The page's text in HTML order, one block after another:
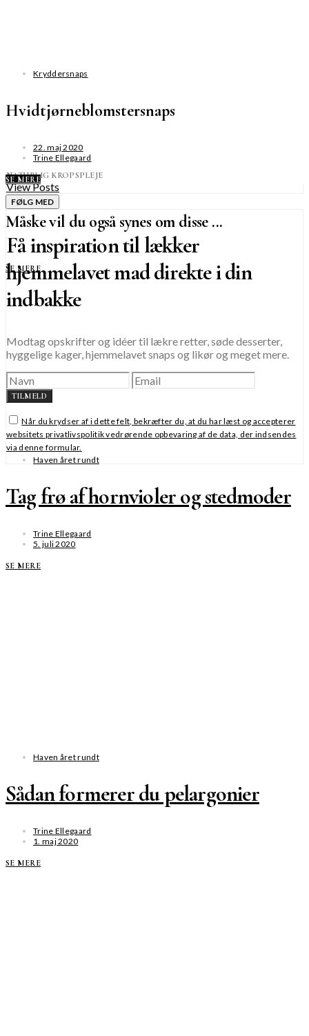
NATURLIG KROPSPLEJE
View Posts
FØLG MED
Få inspiration til lækker
hjemmelavet mad direkte i din
indbakke
Modtag opskrifter og idéer til lækre retter, søde desserter,
hyggelige kager, hjemmelavet snaps og likør og meget mere.
TILMELD
Når du krydser af i dette felt, bekræfter du, at du har læst og accepterer
websitets privatlivspolitik vedrørende opbevaring af de data, der indsendes
via denne formular.
Kryddersnaps
Hvidtjørneblomstersnaps
22. maj 2020
Trine Ellegaard
SE MERE
Måske vil du også synes om disse ...
SE MERE
Haven året rundt
Tag frø af hornvioler og stedmoder
Trine Ellegaard
5. juli 2020
SE MERE
Haven året rundt
Sådan formerer du pelargonier
Trine Ellegaard
1. maj 2020
SE MERE